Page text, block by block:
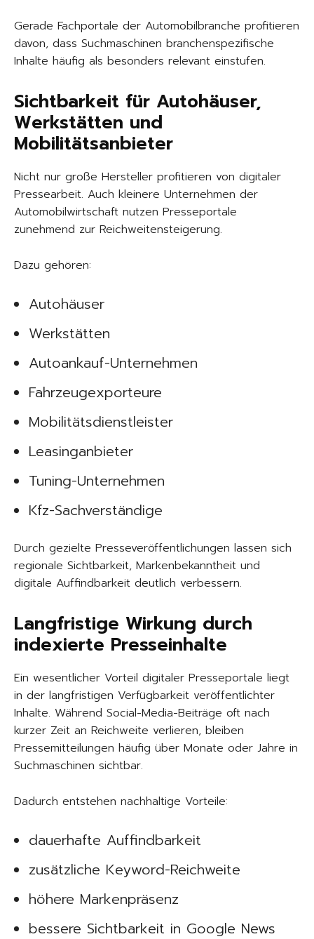
Gerade Fachportale der Automobilbranche profitieren
davon, dass Suchmaschinen branchenspezifische
Inhalte häufig als besonders relevant einstufen.
Sichtbarkeit für Autohäuser,
Werkstätten und
Mobilitätsanbieter
Nicht nur große Hersteller profitieren von digitaler
Pressearbeit. Auch kleinere Unternehmen der
Automobilwirtschaft nutzen Presseportale
zunehmend zur Reichweitensteigerung.
Dazu gehören:
Autohäuser
Werkstätten
Autoankauf-Unternehmen
Fahrzeugexporteure
Mobilitätsdienstleister
Leasinganbieter
Tuning-Unternehmen
Kfz-Sachverständige
Durch gezielte Presseveröffentlichungen lassen sich
regionale Sichtbarkeit, Markenbekanntheit und
digitale Auffindbarkeit deutlich verbessern.
Langfristige Wirkung durch
indexierte Presseinhalte
Ein wesentlicher Vorteil digitaler Presseportale liegt
in der langfristigen Verfügbarkeit veröffentlichter
Inhalte. Während Social-Media-Beiträge oft nach
kurzer Zeit an Reichweite verlieren, bleiben
Pressemitteilungen häufig über Monate oder Jahre in
Suchmaschinen sichtbar.
Dadurch entstehen nachhaltige Vorteile:
dauerhafte Auffindbarkeit
zusätzliche Keyword-Reichweite
höhere Markenpräsenz
bessere Sichtbarkeit in Google News